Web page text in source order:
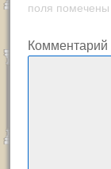
поля помечены
Комментарий